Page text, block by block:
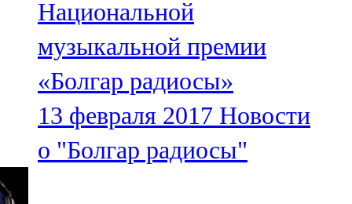
Чирмешән
107,7 FM
Чистай
103,0 FM
Чүпрәле
Национальной
музыкальной премии
«Болгар радиосы»
13 февраля 2017 Новости
о "Болгар радиосы"